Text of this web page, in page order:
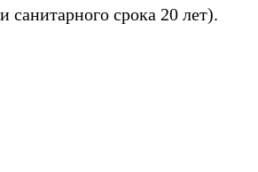
санитарного срока 20 лет).